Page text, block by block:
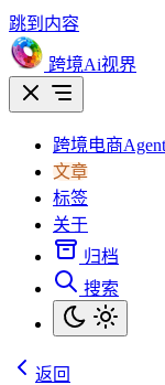
跳到内容
跨境Ai视界
跨境电商Agent
文章
标签
关于
归档
搜索
返回